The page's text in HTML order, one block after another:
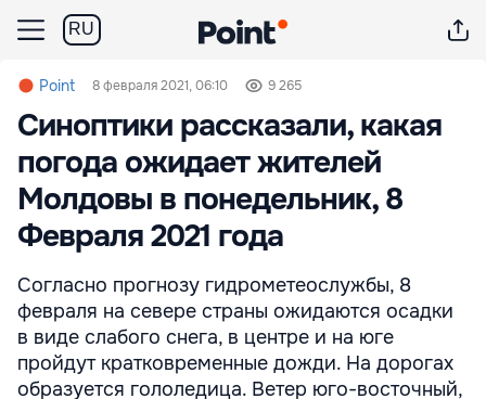
RU
Point 8 февраля 2021, 06:10 9 265
Синоптики рассказали, какая
погода ожидает жителей
Молдовы в понедельник, 8
Февраля 2021 года
Согласно прогнозу гидрометеослужбы, 8
февраля на севере страны ожидаются осадки
в виде слабого снега, в центре и на юге
пройдут кратковременные дожди. На дорогах
образуется гололедица. Ветер юго-восточный,